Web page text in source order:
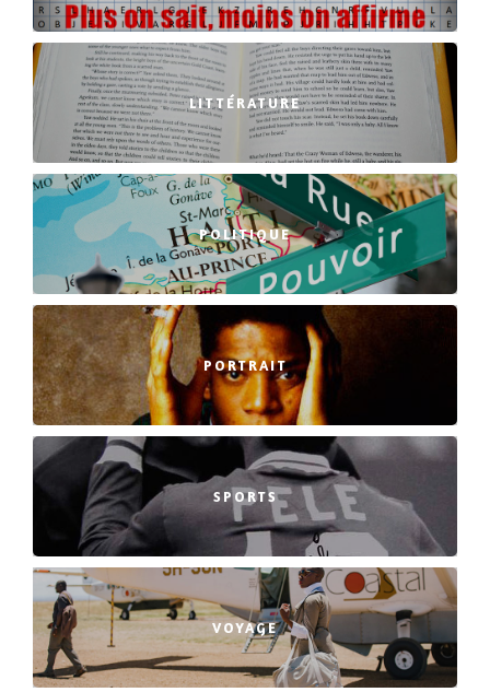
LITTÉRATURE
POLITIQUE
PORTRAIT
SPORTS
VOYAGE